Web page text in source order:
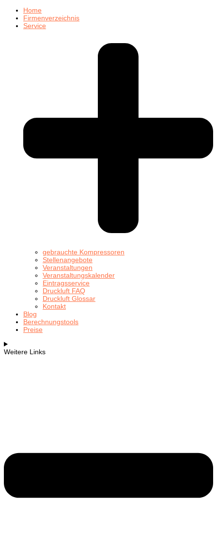
Home
Firmenverzeichnis
Service
gebrauchte Kompressoren
Stellenangebote
Veranstaltungen
Veranstaltungskalender
Eintragsservice
Druckluft FAQ
Druckluft Glossar
Kontakt
Blog
Berechnungstools
Preise
Weitere Links